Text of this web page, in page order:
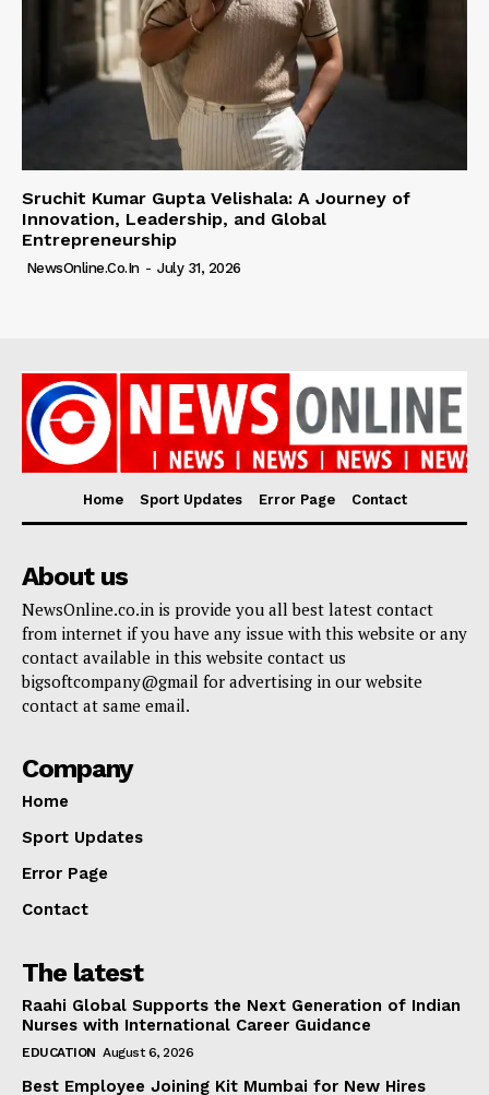
Sruchit Kumar Gupta Velishala: A Journey of
Innovation, Leadership, and Global
Entrepreneurship
NewsOnline.co.in - July 31, 2026
Home Sport Updates Error Page Contact
About us
NewsOnline.co.in is provide you all best latest contact
from internet if you have any issue with this website or any
contact available in this website contact us
bigsoftcompany@gmail for advertising in our website
contact at same email.
Company
Home
Sport Updates
Error Page
Contact
The latest
Raahi Global Supports the Next Generation of Indian
Nurses with International Career Guidance
EDUCATION August 6, 2026
Best Employee Joining Kit Mumbai for New Hires